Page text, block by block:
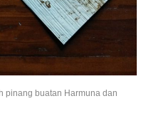
pinang buatan Harmuna dan